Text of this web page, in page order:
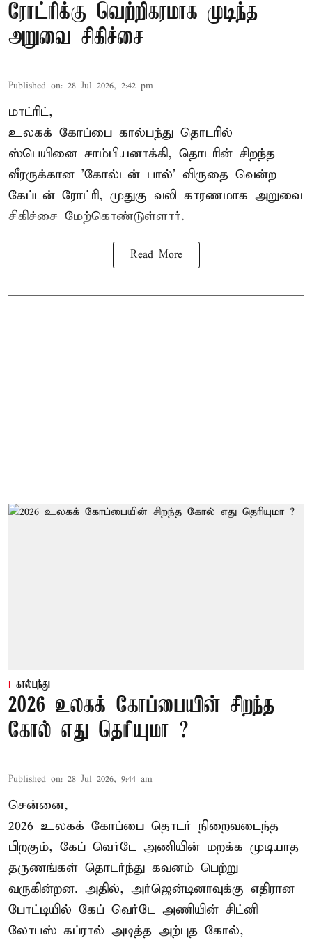
ரோட்ரிக்கு வெற்றிகரமாக முடிந்த
அறுவை சிகிச்சை
Published on: 28 Jul 2026, 2:42 pm
மாட்ரிட்,
உலகக் கோப்பை கால்பந்து தொடரில்
ஸ்பெயினை சாம்பியனாக்கி, தொடரின் சிறந்த
வீரருக்கான 'கோல்டன் பால்' விருதை வென்ற
கேப்டன் ரோட்ரி, முதுகு வலி காரணமாக அறுவை
சிகிச்சை மேற்கொண்டுள்ளார்.
Read More
கால்பந்து
2026 உலகக் கோப்பையின் சிறந்த
கோல் எது தெரியுமா ?
Published on: 28 Jul 2026, 9:44 am
சென்னை,
2026 உலகக் கோப்பை தொடர் நிறைவடைந்த
பிறகும், கேப் வெர்டே அணியின் மறக்க முடியாத
தருணங்கள் தொடர்ந்து கவனம் பெற்று
வருகின்றன. அதில், அர்ஜென்டினாவுக்கு எதிரான
போட்டியில் கேப் வெர்டே அணியின் சிட்னி
லோபஸ் கப்ரால் அடித்த அற்புத கோல்,